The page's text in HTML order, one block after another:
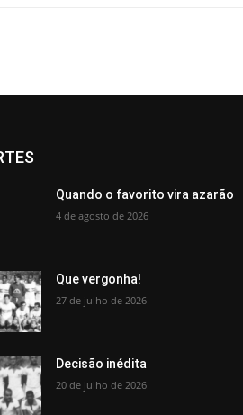
Quando o favorito vira azarão
4 de agosto de 2026
Que vergonha!
27 de julho de 2026
Decisão inédita
20 de julho de 2026